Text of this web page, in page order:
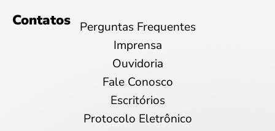
Contatos
Perguntas Frequentes
Imprensa
Ouvidoria
Fale Conosco
Escritórios
Protocolo Eletrônico